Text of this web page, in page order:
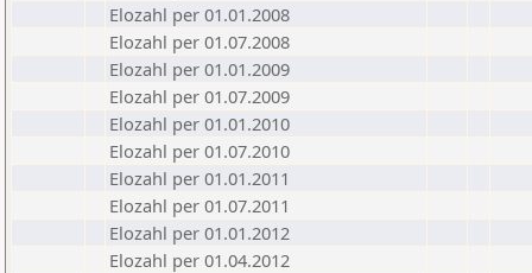
Elozahl per 01.01.2008
Elozahl per 01.07.2008
Elozahl per 01.01.2009
Elozahl per 01.07.2009
Elozahl per 01.01.2010
Elozahl per 01.07.2010
Elozahl per 01.01.2011
Elozahl per 01.07.2011
Elozahl per 01.01.2012
Elozahl per 01.04.2012